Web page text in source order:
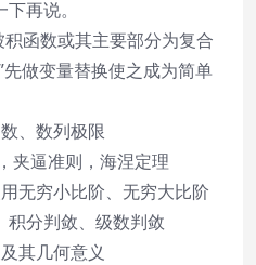
再说。
函数或其主要部分为复合
做变量替换使之成为简单
、数列极限
夹逼准则，海涅定理
无穷小比阶、无穷大比阶
积分判敛、级数判敛
其几何意义